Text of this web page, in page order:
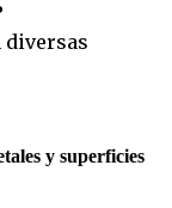
diversas
y superficies